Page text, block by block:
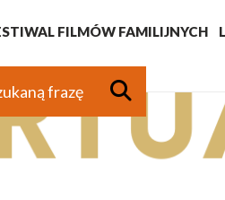
FILMÓW FAMILIJNYCH